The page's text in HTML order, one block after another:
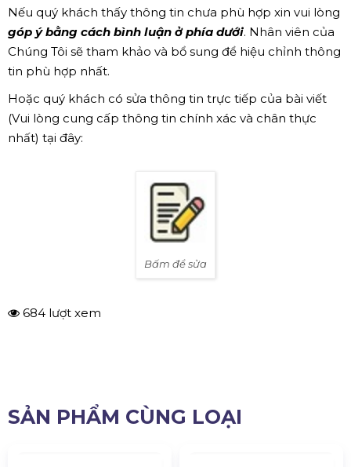
Nếu quý khách thấy thông tin chưa phù hợp xin vui lòng
góp ý bằng cách bình luận ở phía dưới. Nhân viên của
Chúng Tôi sẽ tham khảo và bổ sung để hiệu chỉnh thông
tin phù hợp nhất.
Hoặc quý khách có sửa thông tin trực tiếp của bài viết
(Vui lòng cung cấp thông tin chính xác và chân thực
nhất) tại đây:
Bấm để sửa
684 lượt xem
SẢN PHẨM CÙNG LOẠI